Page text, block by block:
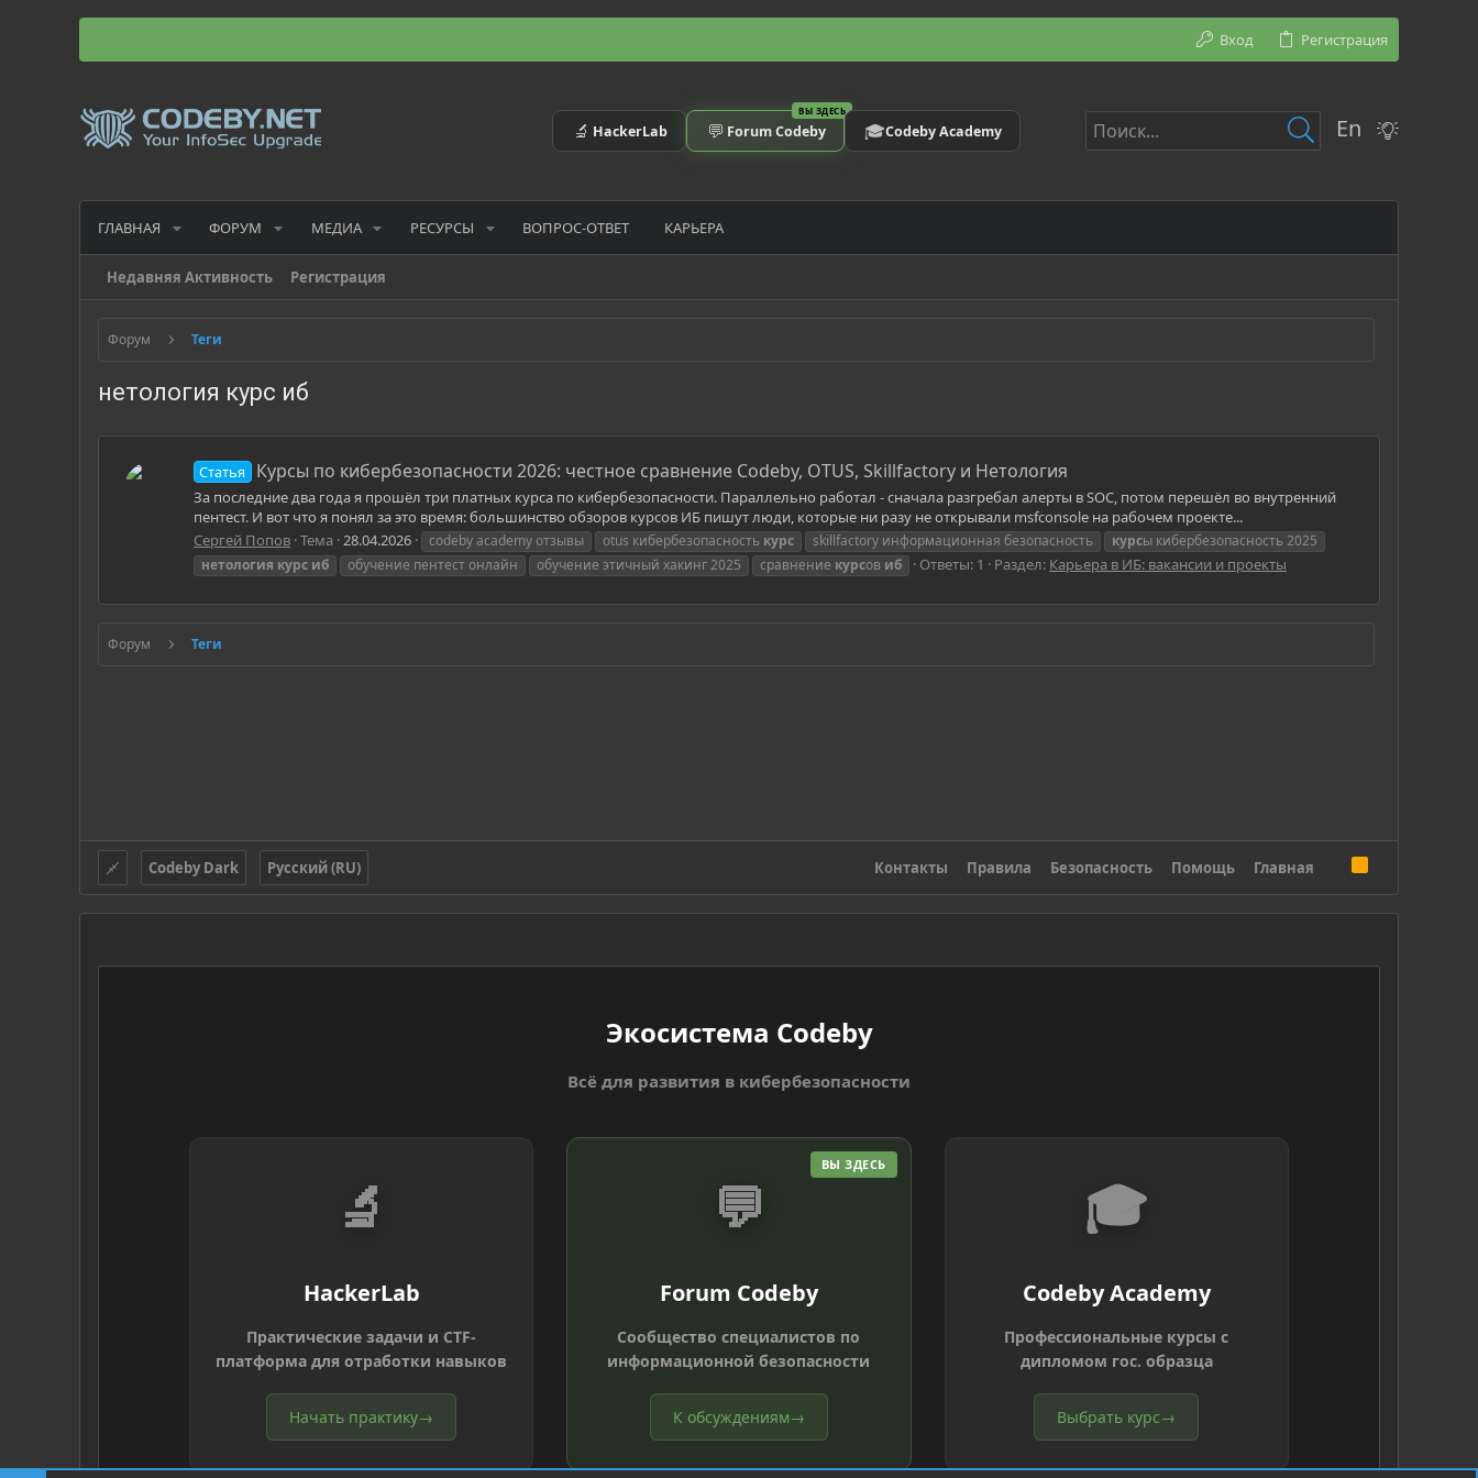
Вход Регистрация
🔬 HackerLab
ВЫ ЗДЕСЬ
💬 Forum Codeby 🎓Codeby Academy En
ГЛАВНАЯ ФОРУМ МЕДИА РЕСУРСЫ ВОПРОС-ОТВЕТ КАРЬЕРА
Недавняя Активность Регистрация
Форум Теги
нетология курс иб
Статья Курсы по кибербезопасности 2026: честное сравнение Codeby, OTUS, Skillfactory и Нетология
За последние два года я прошёл три платных курса по кибербезопасности. Параллельно работал - сначала разгребал алерты в SOC, потом перешёл во внутренний
пентест. И вот что я понял за это время: большинство обзоров курсов ИБ пишут люди, которые ни разу не открывали msfconsole на рабочем проекте...
Сергей Попов Тема 28.04.2026 codeby academy отзывы otus кибербезопасность курс skillfactory информационная безопасность курсы кибербезопасность 2025
нетология курс иб обучение пентест онлайн обучение этичный хакинг 2025 сравнение курсов иб Ответы: 1 Раздел: Карьера в ИБ: вакансии и проекты
Форум Теги
Codeby Dark Русский (RU) Контакты Правила Безопасность Помощь Главная
S
Экосистема Codeby
Всё для развития в кибербезопасности
🔬
HackerLab
Практические задачи и CTF-
платформа для отработки навыков
Начать практику→
ВЫ ЗДЕСЬ
💬
Forum Codeby
Сообщество специалистов по
информационной безопасности
К обсуждениям→
🎓
Codeby Academy
Профессиональные курсы с
дипломом гос. образца
Выбрать курс→